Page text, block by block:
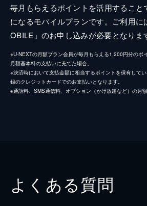
毎月もらえるポイントを活用すること
になるモバイルプランです。ご利用に
OBILE」のお申し込みが必要となりま
※U-NEXTの月額プラン会員が毎月もらえる1,200円分のポ
月額基本料の支払いに充てた場合。
※決済時において支払金額に相当するポイントを保有して
録のクレジットカードでのお支払いとなります。
※通話料、SMS通信料、オプション（かけ放題など）の月
よくある質問